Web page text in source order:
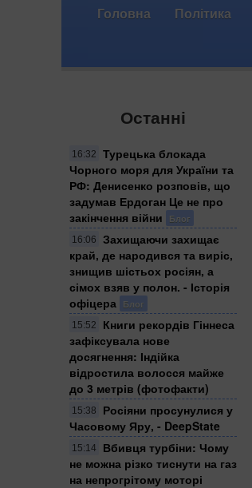
Головна Політика
Останні
16:32
Турецька блокада
Чорного моря для України та
РФ: Денисенко розповів, що
задумав Ердоган Це не про
закінчення війни
Блог
16:06
Захищаючи захищає
край, де народився та виріс,
знищив шістьох росіян, а
сімох взяв у полон. - Історія
офіцера
Блог
15:52
Книги рекордів Гіннеса
зафіксувала нове
досягнення: Індійка
відростила волосся майже
до 3 метрів (фотофакти)
15:38
Росіяни просунулися у
Часовому Яру, - DeepState
15:14
Вбивця турбіни: Чому
не можна різко тиснути на газ
на непрогрітому моторі